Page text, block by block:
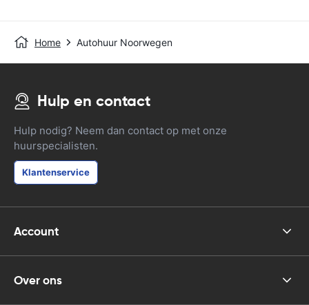
Home Autohuur Noorwegen
Hulp en contact
Hulp nodig? Neem dan contact op met onze
huurspecialisten.
Klantenservice
Account
Over ons